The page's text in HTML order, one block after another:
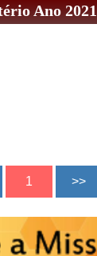
Ano 2021